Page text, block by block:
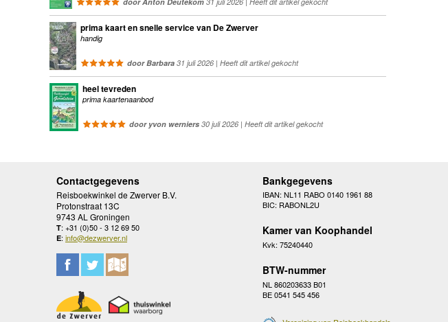
prima kaart en snelle service van De Zwerver
handig
door Barbara 31 juli 2026 | Heeft dit artikel gekocht
heel tevreden
prima kaartenaanbod
door yvon werniers 30 juli 2026 | Heeft dit artikel gekocht
Contactgegevens
Reisboekwinkel de Zwerver B.V.
Protonstraat 13C
9743 AL Groningen
T: +31 (0)50 - 3 12 69 50
E: info@dezwerver.nl
Bankgegevens
IBAN: NL11 RABO 0140 1961 88
BIC: RABONL2U
Kamer van Koophandel
Kvk: 75240440
BTW-nummer
NL 860203633 B01
BE 0541 545 456